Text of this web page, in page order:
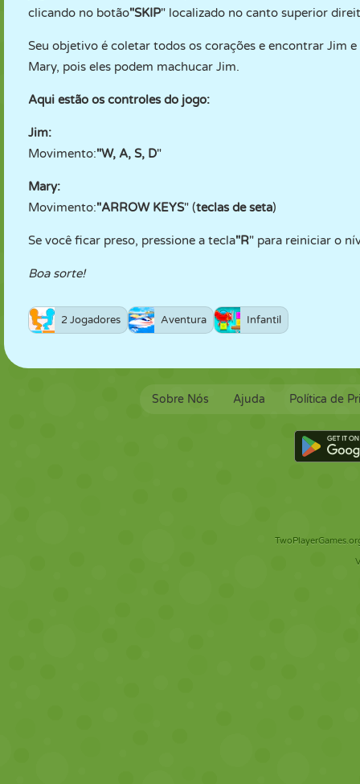
clicando no botão"SKIP" localizado no canto superior
Seu objetivo é coletar todos os corações e encontrar Jim
Mary, pois eles podem machucar Jim.
Aqui estão os controles do jogo:
Jim:
Movimento:"W, A, S, D"
Mary:
Movimento:"ARROW KEYS" (teclas de seta)
Se você ficar preso, pressione a tecla"R" para reiniciar o
Boa sorte!
2 Jogadores Aventura Infantil
Sobre Nós Ajuda Política de